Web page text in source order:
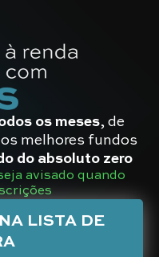
os meses, de
melhores fundos
do absoluto zero
avisado quando
LISTA DE